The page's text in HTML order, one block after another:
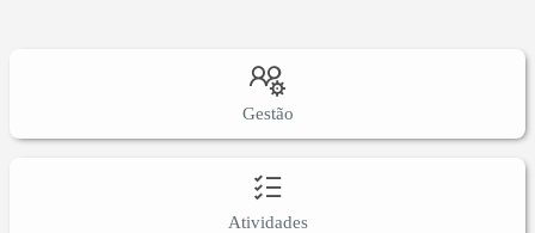
Gestão
Atividades